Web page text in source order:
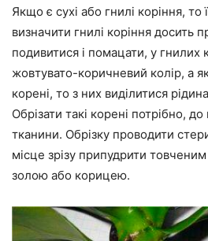
Якщо є сухі або гнилі коріння,
визначити гнилі коріння досить
подивитися і помацати, у гнилих
жовтувато-коричневий колір, а
корені, то з них виділитися
Обрізати такі корені потрібно,
тканини. Обрізку проводити
місце зрізу припудрити
золою або корицею.